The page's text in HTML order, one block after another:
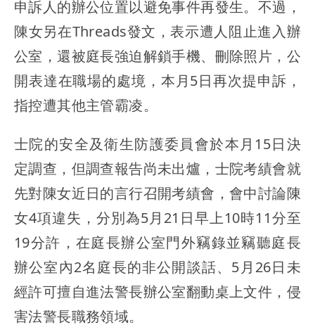
申訴人的辦公位置以避免事件再發生。不過，
陳女另在Threads發文，表示遭人阻止進入辦
公室，還被庭長強迫解鎖手機、刪除照片，公
開表達在職場的處境，本月5日再次提申訴，
指控遭其他主管霸凌。
士院的安全及衛生防護委員會於本月15日決
定調查，但調查報告尚未出爐，士院考績會就
先對陳女近日的言行召開考績會，會中討論陳
女4項違失，分別為5月21日早上10時11分至
19分許，在庭長辦公室門外竊錄並竊聽庭長
辦公室內2名庭長的非公開談話、5月26日未
經許可擅自進法警長辦公室翻動桌上文件，侵
害法警長職務領域。